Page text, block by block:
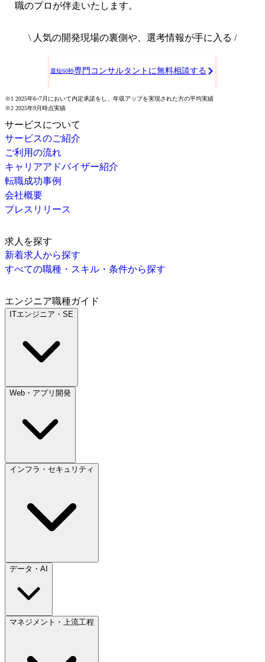
職のプロが伴走いたします。
\ 人気の開発現場の裏側や、選考情報が手に入る /
最短60秒専門コンサルタントに無料相談する
※1 2025年6~7月において内定承諾をし、年収アップを実現された方の平均実績
※2 2025年9月時点実績
サービスについて
サービスのご紹介
ご利用の流れ
キャリアアドバイザー紹介
転職成功事例
会社概要
プレスリリース
求人を探す
新着求人から探す
すべての職種・スキル・条件から探す
エンジニア職種ガイド
ITエンジニア・SE
Web・アプリ開発
インフラ・セキュリティ
データ・AI
マネジメント・上流工程